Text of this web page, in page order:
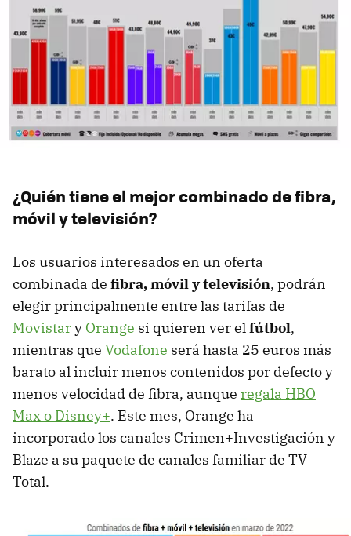
¿Quién tiene el mejor combinado de fibra,
móvil y televisión?
Los usuarios interesados en un oferta
combinada de fibra, móvil y televisión, podrán
elegir principalmente entre las tarifas de
Movistary Orange si quieren ver el fútbol,
mientras que Vodafone será hasta 25 euros más
barato al incluir menos contenidos por defecto y
menos velocidad de fibra, aunque regala HBO
Max o Disney+. Este mes, Orange ha
incorporado los canales Crimen+Investigación y
Blaze a su paquete de canales familiar de TV
Total.